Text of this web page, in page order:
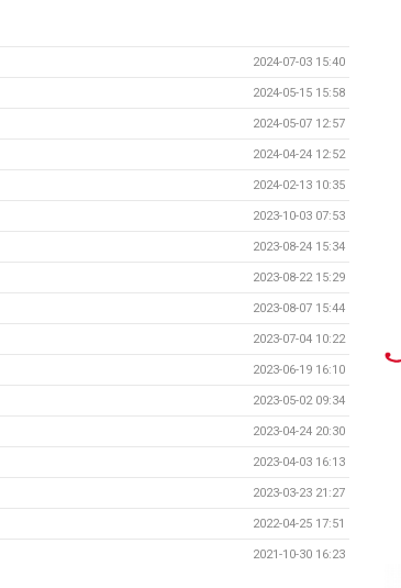
2024-07-03 15:40
2024-05-15 15:58
2024-05-07 12:57
2024-04-24 12:52
2024-02-13 10:35
2023-10-03 07:53
2023-08-24 15:34
2023-08-22 15:29
2023-08-07 15:44
2023-07-04 10:22
2023-06-19 16:10
2023-05-02 09:34
2023-04-24 20:30
2023-04-03 16:13
2023-03-23 21:27
2022-04-25 17:51
2021-10-30 16:23